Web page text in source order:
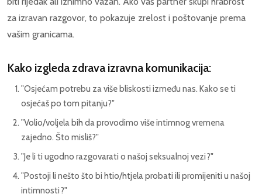
za izravan razgovor, to pokazuje zrelost i poštovanje prema
vašim granicama.
Kako izgleda zdrava izravna komunikacija:
"Osjećam potrebu za više bliskosti između nas. Kako se ti
osjećaš po tom pitanju?"
"Volio/voljela bih da provodimo više intimnog vremena
zajedno. Što misliš?"
"Je li ti ugodno razgovarati o našoj seksualnoj vezi?"
"Postoji li nešto što bi htio/htjela probati ili promijeniti u našoj
intimnosti?"